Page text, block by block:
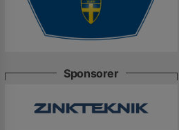
Sponsorer